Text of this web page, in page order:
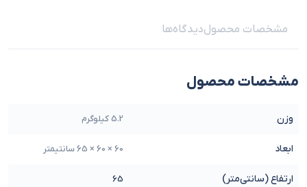
مشخصات محصولدیدگاه‌ها
مشخصات محصول
وزن 5.2 کیلوگرم
ابعاد 60 × 60 × 65 سانتیمتر
ارتفاع (سانتی‌متر) 65